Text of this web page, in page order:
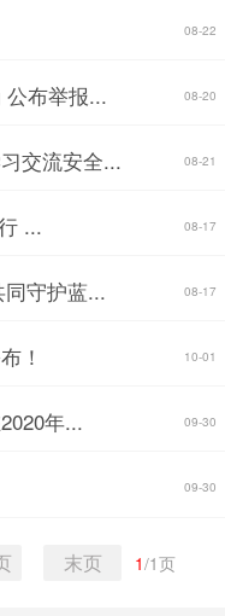
08-22
公布举报... 08-20
交流安全... 08-21
... 08-17
守护蓝... 08-17
！ 10-01
年... 09-30
09-30
末页 1/1页